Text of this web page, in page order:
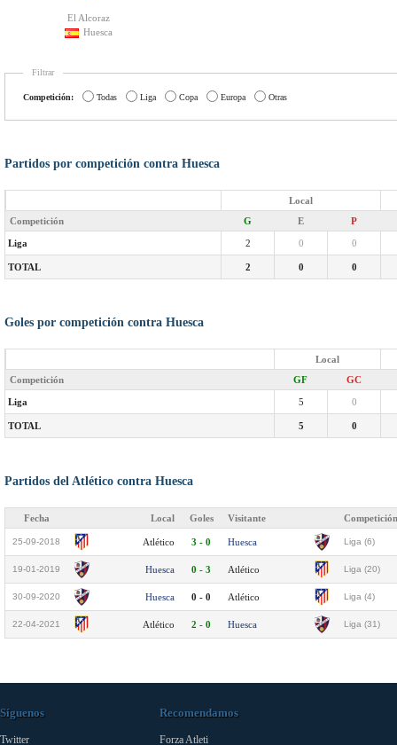
El Alcoraz
Huesca
Filtrar
Competición: Todas Liga Copa Europa Otras
Partidos por competición contra Huesca
Local
Competición
G E P
Liga 2 0 0
TOTAL 2 0 0
Goles por competición contra Huesca
Local
Competición
GF GC
Liga 5 0
TOTAL 5 0
Partidos del Atlético contra Huesca
Fecha Local Goles Visitante Competición
25-09-2018 Atlético 3 - 0 Huesca Liga (6)
19-01-2019 Huesca 0 - 3 Atlético Liga (20)
30-09-2020 Huesca 0 - 0 Atlético Liga (4)
22-04-2021 Atlético 2 - 0 Huesca Liga (31)
Síguenos
Twitter
Recomendamos
Forza Atleti